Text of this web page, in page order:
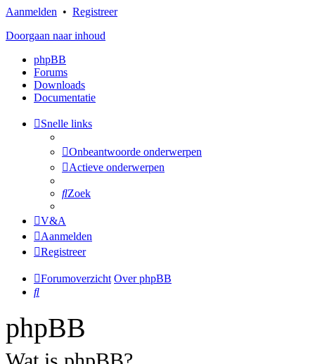
Aanmelden • Registreer
Doorgaan naar inhoud
phpBB
Forums
Downloads
Documentatie
Snelle links
Onbeantwoorde onderwerpen
Actieve onderwerpen
Zoek
V&A
Aanmelden
Registreer
Forumoverzicht Over phpBB
Zoek
phpBB